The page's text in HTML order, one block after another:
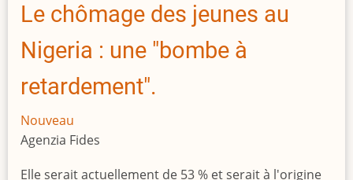
l'Afrique
Le chômage des jeunes au
Nigeria : une "bombe à
retardement".
Nouveau
Agenzia Fides
Elle serait actuellement de 53 % et serait à l'origine